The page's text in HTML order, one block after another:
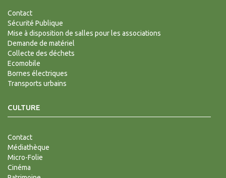
Contact
Sécurité Publique
Mise à disposition de salles pour les associations
Demande de matériel
Collecte des déchets
Ecomobile
Bornes électriques
Transports urbains
CULTURE
Contact
Médiathèque
Micro-Folie
Cinéma